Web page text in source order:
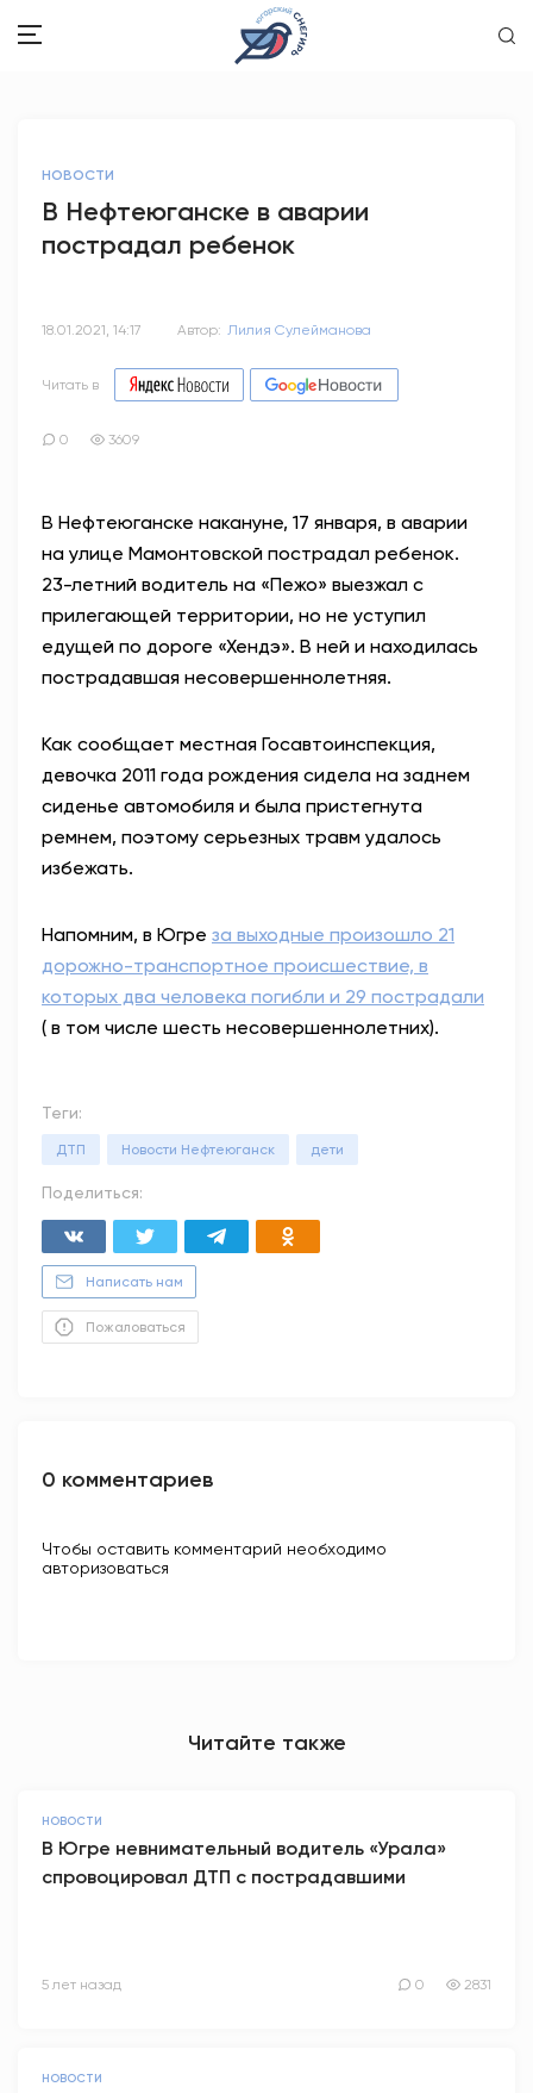
ОБРАЗОВАНИЕ
ЭТО У НАС СЕМЕЙНОЕ
АНТИТЕРРОР
НОВОСТИ
ОФИЦИАЛЬНО
82,17 94,84
НОВОСТИ
В Нефтеюганске в аварии
пострадал ребенок
18.01.2021, 14:17 Автор: Лилия Сулейманова
Читать в
0 3609
В Нефтеюганске накануне, 17 января, в аварии
на улице Мамонтовской пострадал ребенок.
23-летний водитель на «Пежо» выезжал с
прилегающей территории, но не уступил
едущей по дороге «Хендэ». В ней и находилась
пострадавшая несовершеннолетняя.
Как сообщает местная Госавтоинспекция,
девочка 2011 года рождения сидела на заднем
сиденье автомобиля и была пристегнута
ремнем, поэтому серьезных травм удалось
избежать.
Напомним, в Югре за выходные произошло 21
дорожно-транспортное происшествие, в
которых два человека погибли и 29 пострадали
( в том числе шесть несовершеннолетних).
Теги:
ДТП Новости Нефтеюганск дети
Поделиться:
Написать нам
Пожаловаться
0 комментариев
Чтобы оставить комментарий необходимо
авторизоваться
Читайте также
НОВОСТИ
В Югре невнимательный водитель «Урала»
спровоцировал ДТП с пострадавшими
5 лет назад 0 2831
НОВОСТИ